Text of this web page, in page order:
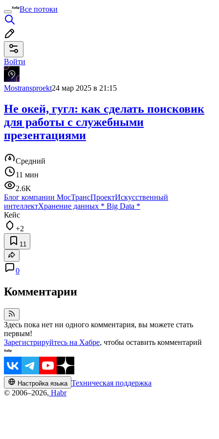
Все потоки
Войти
Mostransproekt24 мар 2025 в 21:15
Не окей, гугл: как сделать поисковик
для работы с служебными
презентациями
Средний
11 мин
2.6K
Блог компании МосТрансПроектИскусственный
интеллектХранение данных * Big Data *
Кейс
+2
11
0
Комментарии
Здесь пока нет ни одного комментария, вы можете стать
первым!
Зарегистрируйтесь на Хабре, чтобы оставить комментарий
Настройка языка Техническая поддержка
© 2006–2026, Habr